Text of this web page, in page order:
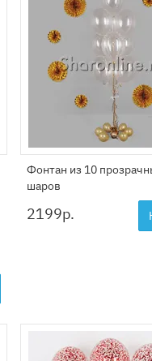
Фонтан из 10
шаров
2199р.